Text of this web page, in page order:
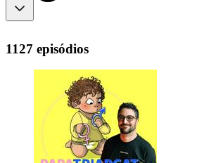
1127 episódios